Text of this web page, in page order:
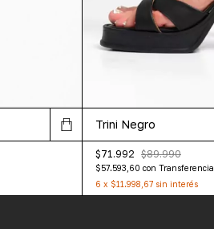
Trini Negro
$71.992 $89.990
$57.593,60 con Transferencia
6 x $11.998,67 sin interés